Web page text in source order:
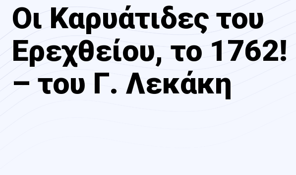
Οι Καρυάτιδες του
Ερεχθείου, το 1762!
– του Γ. Λεκάκη